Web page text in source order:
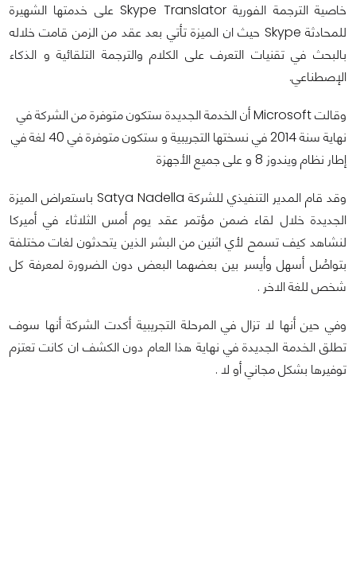
خاصية الترجمة الفورية Skype Translator على خدمتها الشهيرة
للمحادثة Skype حيث ان الميزة تأتي بعد عقد من الزمن قامت خلاله
بالبحث في تقنيات التعرف على الكلام والترجمة التلقائية و الذكاء
الإصطناعي.
وقالت Microsoft أن الخدمة الجديدة ستكون متوفرة من الشركة في
نهاية سنة 2014 في نسختها التجريبية و ستكون متوفرة في 40 لغة في
إطار نظام ويندوز 8 و على جميع الأجهزة
وقد قام المدير التنفيذي للشركة Satya Nadella باستعراض الميزة
الجديدة خلال لقاء ضمن مؤتمر عقد يوم أمس الثلاثاء في أميركا
لنشاهد كيف تسمح لأي اثنين من البشر الذين يتحدثون لغات مختلفة
بتواصُل أسهل وأيسر بين بعضهما البعض دون الضرورة لمعرفة كل
شخص للغة الاخر .
وفي حين أنها لا تزال في المرحلة التجريبية أكدت الشركة أنها سوف
تطلق الخدمة الجديدة في نهاية هذا العام دون الكشف ان كانت تعتزم
توفيرها بشكل مجاني أو لا .